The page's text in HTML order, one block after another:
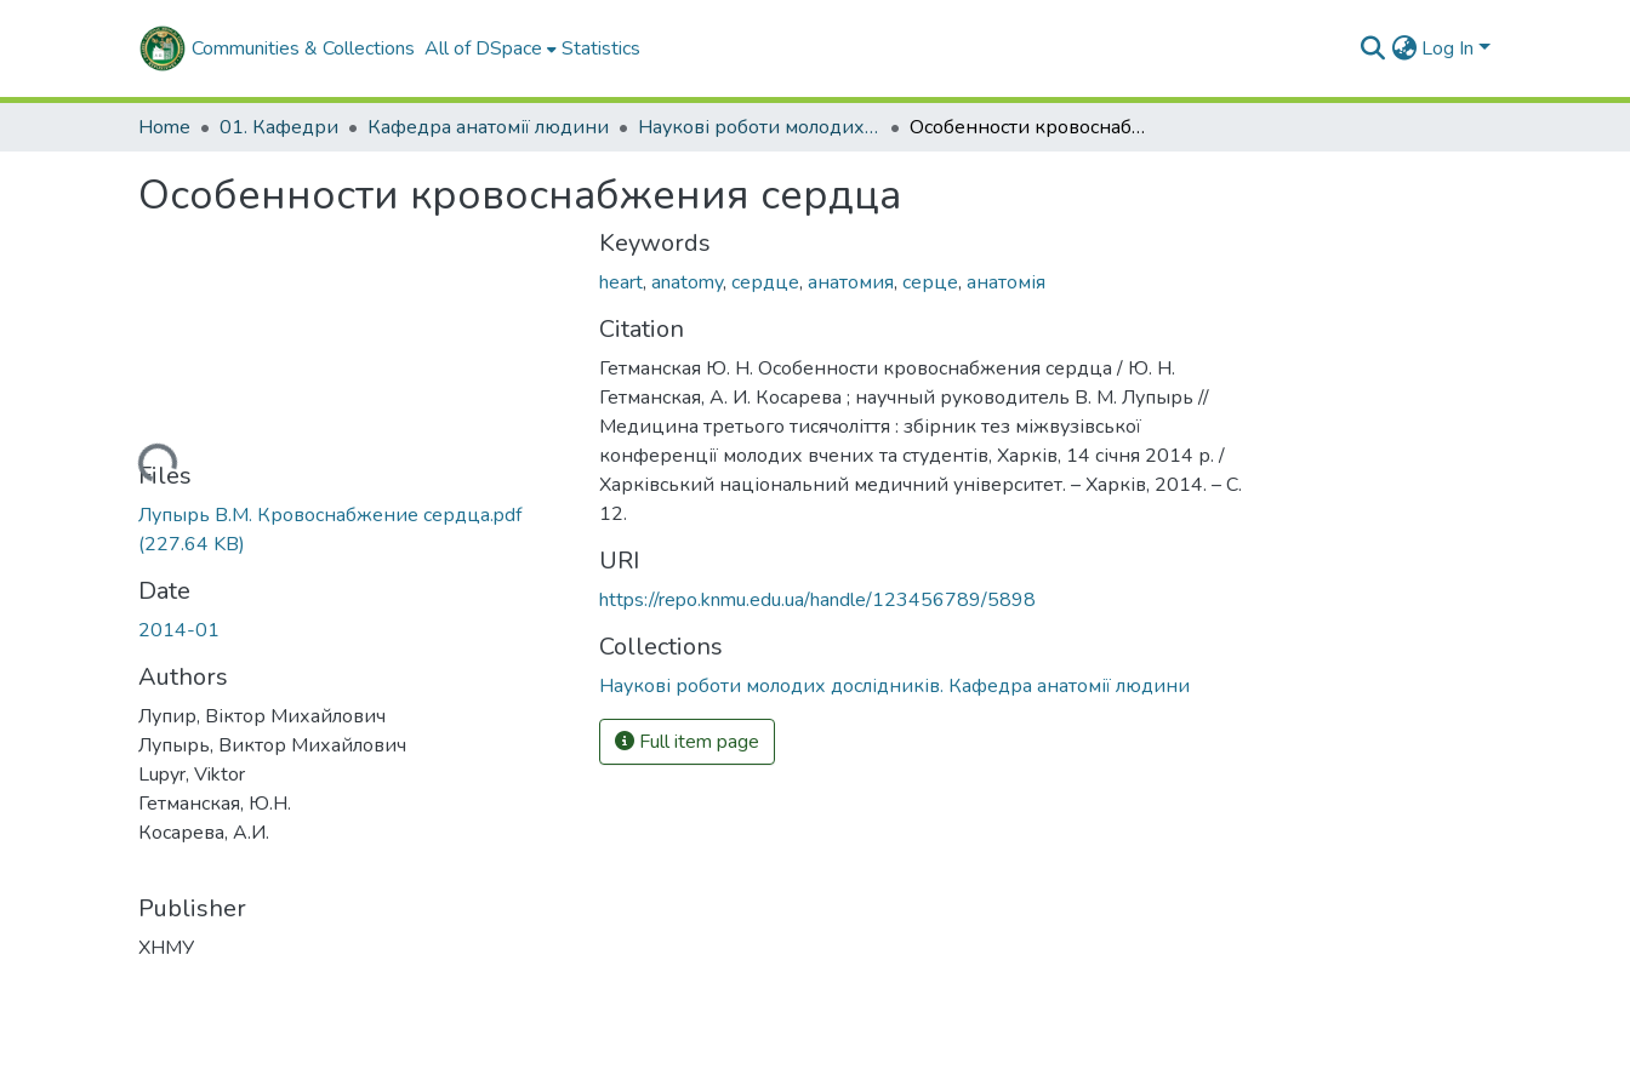
Communities & Collections All of DSpace Statistics Log In
Home 01. Кафедри Кафедра анатомії людини Наукові роботи молодих дослідників. Кафедра анатомії людини Особенности кровоснабжения сердца
Особенности кровоснабжения сердца
Loading...
Files
Лупырь В.М. Кровоснабжение сердца.pdf
(227.64 KB)
Date
2014-01
Authors
Лупир, Віктор Михайлович
Лупырь, Виктор Михайлович
Lupyr, Viktor
Гетманская, Ю.Н.
Косарева, А.И.
Publisher
ХНМУ
Keywords
heart, anatomy, сердце, анатомия, серце, анатомія
Citation
Гетманская Ю. Н. Особенности кровоснабжения сердца / Ю. Н.
Гетманская, А. И. Косарева ; научный руководитель В. М. Лупырь //
Медицина третього тисячоліття : збірник тез міжвузівської
конференції молодих вчених та студентів, Харків, 14 січня 2014 р. /
Харківський національний медичний університет. – Харків, 2014. – С.
12.
URI
https://repo.knmu.edu.ua/handle/123456789/5898
Collections
Наукові роботи молодих дослідників. Кафедра анатомії людини
Full item page